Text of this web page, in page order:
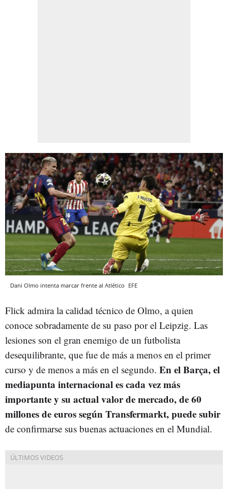
Dani Olmo intenta marcar frente al Atlético EFE
Flick admira la calidad técnico de Olmo, a quien
conoce sobradamente de su paso por el Leipzig. Las
lesiones son el gran enemigo de un futbolista
desequilibrante, que fue de más a menos en el primer
curso y de menos a más en el segundo. En el Barça, el
mediapunta internacional es cada vez más
importante y su actual valor de mercado, de 60
millones de euros según Transfermarkt, puede subir
de confirmarse sus buenas actuaciones en el Mundial.